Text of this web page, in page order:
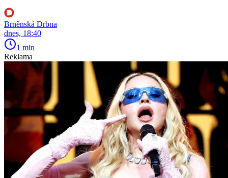
Brněnská Drbna
dnes, 18:40
1 min
Reklama